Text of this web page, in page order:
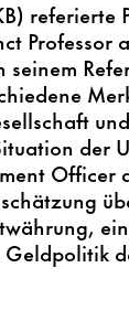
referierte
Professor
seinem
der
Officer